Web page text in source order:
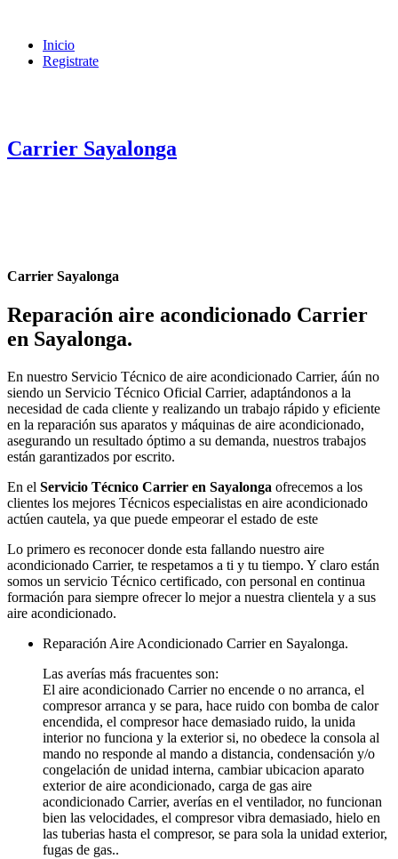
Inicio
Registrate
Carrier Sayalonga
Carrier Sayalonga
Reparación aire acondicionado Carrier
en Sayalonga.
En nuestro Servicio Técnico de aire acondicionado Carrier, áún no
siendo un Servicio Técnico Oficial Carrier, adaptándonos a la
necesidad de cada cliente y realizando un trabajo rápido y eficiente
en la reparación sus aparatos y máquinas de aire acondicionado,
asegurando un resultado óptimo a su demanda, nuestros trabajos
están garantizados por escrito.
En el Servicio Técnico Carrier en Sayalonga ofrecemos a los
clientes los mejores Técnicos especialistas en aire acondicionado
actúen cautela, ya que puede empeorar el estado de este
Lo primero es reconocer donde esta fallando nuestro aire
acondicionado Carrier, te respetamos a ti y tu tiempo. Y claro están
somos un servicio Técnico certificado, con personal en continua
formación para siempre ofrecer lo mejor a nuestra clientela y a sus
aire acondicionado.
Reparación Aire Acondicionado Carrier en Sayalonga.
Las averías más fracuentes son:
El aire acondicionado Carrier no encende o no arranca, el
compresor arranca y se para, hace ruido con bomba de calor
encendida, el compresor hace demasiado ruido, la unida
interior no funciona y la exterior si, no obedece la consola al
mando no responde al mando a distancia, condensación y/o
congelación de unidad interna, cambiar ubicacion aparato
exterior de aire acondicionado, carga de gas aire
acondicionado Carrier, averías en el ventilador, no funcionan
bien las velocidades, el compresor vibra demasiado, hielo en
las tuberias hasta el compresor, se para sola la unidad exterior,
fugas de gas..